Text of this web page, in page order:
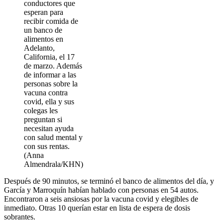
conductores que
esperan para
recibir comida de
un banco de
alimentos en
Adelanto,
California, el 17
de marzo. Además
de informar a las
personas sobre la
vacuna contra
covid, ella y sus
colegas les
preguntan si
necesitan ayuda
con salud mental y
con sus rentas.
(Anna
Almendrala/KHN)
Después de 90 minutos, se terminó el banco de alimentos del día, y
García y Marroquín habían hablado con personas en 54 autos.
Encontraron a seis ansiosas por la vacuna covid y elegibles de
inmediato. Otras 10 querían estar en lista de espera de dosis
sobrantes.